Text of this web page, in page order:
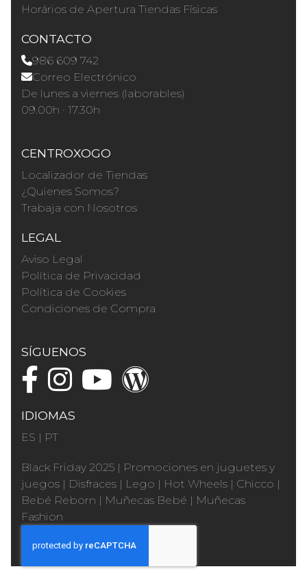
Horários de Apertura Tiendas Físicas
CONTACTO
986 609 742
Correo Electrónico
De lunes a viernes (laborables)
09.00h · 17.30h
CENTROXOGO
Localizador de Tiendas
¿Quienes Somos?
Trabaja con Nosotros
LEGAL
Aviso Legal
Política de Privacidad
Política de Cookies
Condiciones de Compra
SÍGUENOS
IDIOMAS
ES | PT
Black Friday 2025 | Promociones en juguetes y
juegos | Disfraces | Lego | Hot Wheels | Chicco |
Bebé Reborn | Muñecas Bebé | Muñecas
Fashion